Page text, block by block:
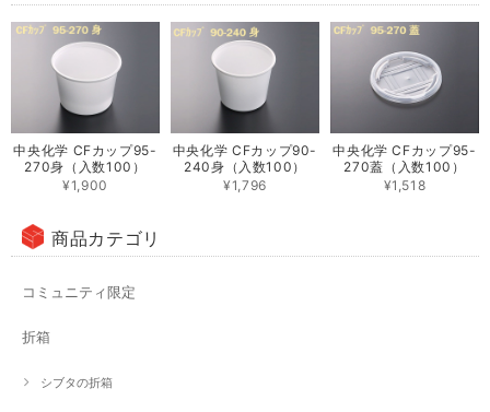
中央化学 CFカップ95-
270身（入数100）
¥1,900
中央化学 CFカップ90-
240身（入数100）
¥1,796
中央化学 CFカップ95-
270蓋（入数100）
¥1,518
商品カテゴリ
コミュニティ限定
折箱
シブタの折箱